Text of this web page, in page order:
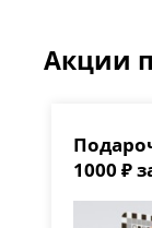
Акции
1000 ₽